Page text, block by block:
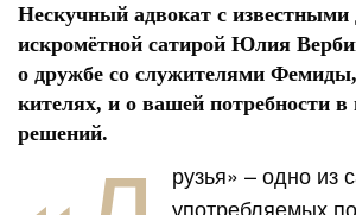
Нескучный адвокат с известными
искромётной сатирой Юлия
о дружбе со служителями
кителях, и о вашей потребности в
решений.
рузья» – одно из
употребляемых